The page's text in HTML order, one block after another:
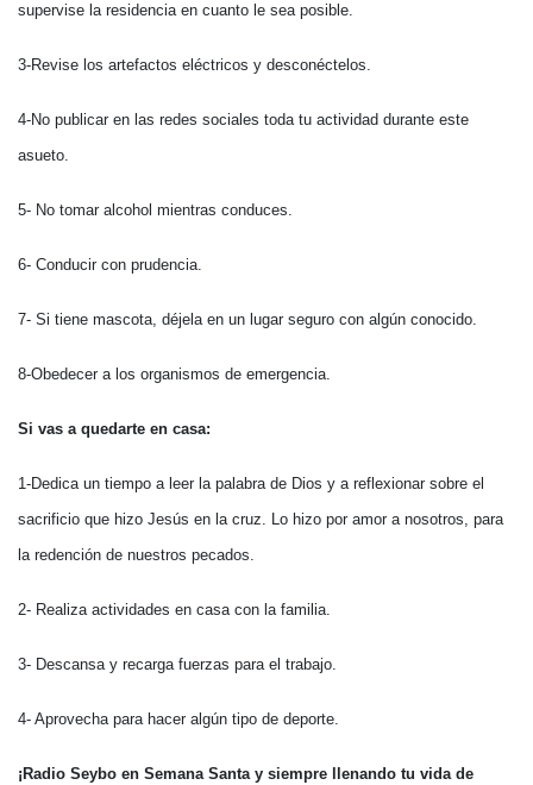
supervise la residencia en cuanto le sea posible.
3-Revise los artefactos eléctricos y desconéctelos.
4-No publicar en las redes sociales toda tu actividad durante este
asueto.
5- No tomar alcohol mientras conduces.
6- Conducir con prudencia.
7- Si tiene mascota, déjela en un lugar seguro con algún conocido.
8-Obedecer a los organismos de emergencia.
Si vas a quedarte en casa:
1-Dedica un tiempo a leer la palabra de Dios y a reflexionar sobre el
sacrificio que hizo Jesús en la cruz. Lo hizo por amor a nosotros, para
la redención de nuestros pecados.
2- Realiza actividades en casa con la familia.
3- Descansa y recarga fuerzas para el trabajo.
4- Aprovecha para hacer algún tipo de deporte.
¡Radio Seybo en Semana Santa y siempre llenando tu vida de